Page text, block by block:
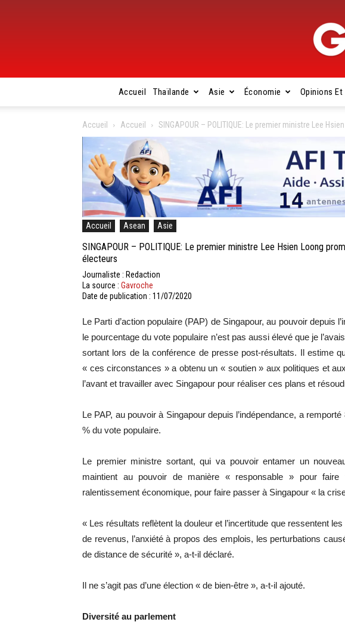
Accueil Thaïlande Asie Économie Opinions Et
Accueil Accueil SINGAPOUR – POLITIQUE: Le premier ministre Lee
Accueil Asean Asie
SINGAPOUR – POLITIQUE: Le premier ministre Lee Hsien Loong
électeurs
Journaliste : Redaction
La source : Gavroche
Date de publication : 11/07/2020
Le Parti d’action populaire (PAP) de Singapour, au pouvoir depuis
le pourcentage du vote populaire n’est pas aussi élevé que je
sortant lors de la conférence de presse post-résultats. Il estime
« ces circonstances » a obtenu un « soutien » aux politiques et
l’avant et travailler avec Singapour pour réaliser ces plans et
Le PAP, au pouvoir à Singapour depuis l’indépendance, a
% du vote populaire.
Le premier ministre sortant, qui va pouvoir entamer un
maintient au pouvoir de manière « responsable » pour
ralentissement économique, pour faire passer à Singapour « la
« Les résultats reflètent la douleur et l’incertitude que ressentent
de revenus, l’anxiété à propos des emplois, les perturbations
de distance de sécurité », a-t-il déclaré.
Il ne s’agit pas d’une élection « de bien-être », a-t-il ajouté.
Diversité au parlement